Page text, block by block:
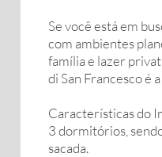
Se você está em
com ambientes
família e lazer
di San Francesco é
Características do
3 dormitórios,
sacada.